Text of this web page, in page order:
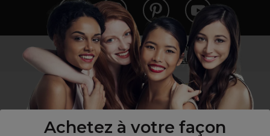
Achetez à votre façon
Vous n’êtes pas un professionnel ?
Visitez notre site pour les particuliers!